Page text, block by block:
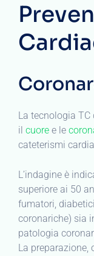
La tecnologia
il cuore e le
cateterismi
L’indagine è
superiore ai 50
fumatori,
coronariche) sia
patologia
La preparazione,